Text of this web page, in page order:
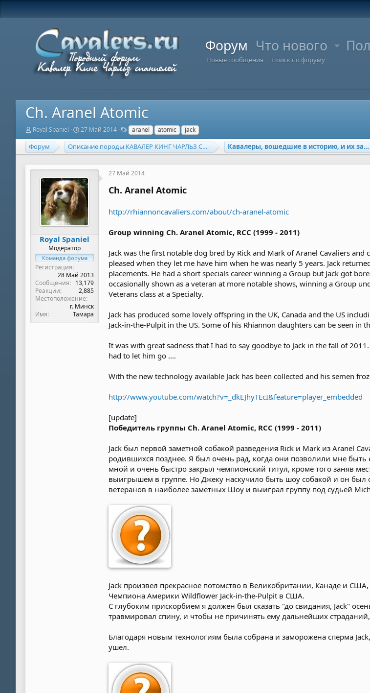
Форум Что нового
Новые сообщения Поиск по форуму
Ch. Aranel Atomic
А
т
о
т
Royal Spaniel
Д
т
а
а
ч
а
л
а
27 Май 2014
Т
е
г
и
aranel atomic jack
Форум Описание породы КАВАЛЕР КИНГ ЧАРЛЬЗ СПАНИЕЛЬ Кавалеры, вошедшие в историю, и их заводчики (рас
Royal Spaniel
Модератор
Команда форума
Регистрация
28 Май 2013
Сообщения
13,179
Реакции
2,885
Местоположение
г. Минск
Имя
Тамара
27 Май 2014
Ch. Aranel Atomic
http://rhiannoncavaliers.com/about/ch-aranel-atomic
Group winning Ch. Aranel Atomic, RCC (1999 - 2011)
Jack was the first notable dog bred by Rick and Mark of Aranel Cavaliers
pleased when they let me have him when he was nearly 5 years. Jack
placements. He had a short specials career winning a Group but Jack got
occasionally shown as a veteran at more notable shows, winning a Group
Veterans class at a Specialty.
Jack has produced some lovely offspring in the UK, Canada and the US
Jack-in-the-Pulpit in the US. Some of his Rhiannon daughters can be seen in
It was with great sadness that I had to say goodbye to Jack in the fall of
had to let him go ....
With the new technology available Jack has been collected and his semen
http://www.youtube.com/watch?v=_dkEJhyTEcI&feature=player_embedded
[update]
Победитель группы Ch. Aranel Atomic, RCC (1999 - 2011)
Jack был первой заметной собакой разведения Rick и Mark из Aranel
родившихся позднее. Я был очень рад, когда они позволили мне быть
мной и очень быстро закрыл чемпионский титул, кроме того заняв
выигрышем в группе. Но Джеку наскучило быть шоу собакой и он был
ветеранов в наиболее заметных Шоу и выиграл группу под судьей
Jack произвел прекрасное потомство в Великобритании, Канаде и
Чемпиона Америки Wildflower Jack-in-the-Pulpit в США.
С глубоким прискорбием я должен был сказать "до свидания, Jack"
травмировал спину, и чтобы не причинять ему дальнейших
Благодаря новым технологиям была собрана и заморожена сперма
ушел.